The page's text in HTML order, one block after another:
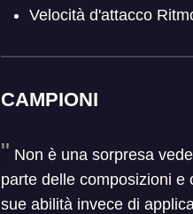
Velocità d'attacco
CAMPIONI
Non è una sorpresa
parte delle composizioni e
sue abilità invece di